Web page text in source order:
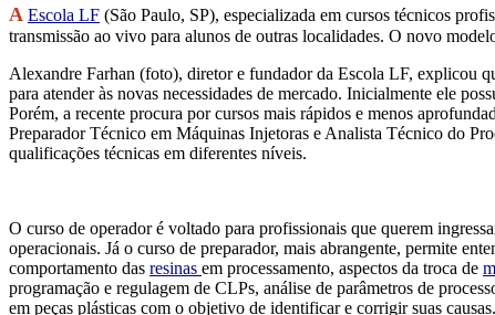
A Escola LF (São Paulo, SP), especializada em cursos técnicos
transmissão ao vivo para alunos de outras localidades. O novo
Alexandre Farhan (foto), diretor e fundador da Escola LF, explicou
para atender às novas necessidades de mercado. Inicialmente ele
Porém, a recente procura por cursos mais rápidos e menos
Preparador Técnico em Máquinas Injetoras e Analista Técnico do
qualificações técnicas em diferentes níveis.
O curso de operador é voltado para profissionais que querem
operacionais. Já o curso de preparador, mais abrangente, permite
comportamento das resinas em processamento, aspectos da troca de
programação e regulagem de CLPs, análise de parâmetros de
em peças plásticas com o objetivo de identificar e corrigir suas causas.